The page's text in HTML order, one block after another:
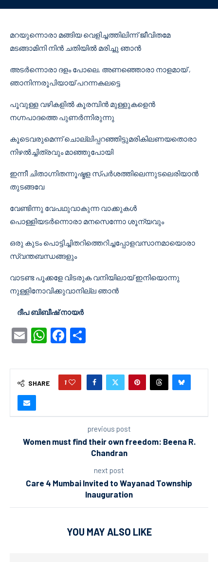
മറയുന്നൊരാ മങ്ങിയ വെളിച്ചത്തിലിന്ന് ജീവിതമേ
മടങ്ങാമിനി നിൻ ചതിയിൽ മരിച്ചു ഞാൻ
അടർന്നൊരാ ദളം പോലെ, അണഞ്ഞൊരാ നാളമായ് ,
ഞാനിന്നരൂപിയായ് പറന്നകലട്ടെ
പൂവുള്ള വഴികളിൽ കൂരമ്പിൻ മുള്ളുകളെൻ
നഗ്നപാദത്തെ പുണർന്നിരുന്നു
കൂടെവരുമെന്ന് ചൊല്ലിപ്പറഞ്ഞിട്ടുമരികിലണയതൊരാ
നിഴൽച്ചിത്രവും മാഞ്ഞുപോയി
ഇന്നീ ചിതാഗ്നിതന്നൂഷ്മള സ്പർശത്തിലെന്നുടലെരിയാൻ
തുടങ്ങവേ
വേണ്ടിന്നു വേപഥുവാകുന്ന വാക്കുകൾ
പൊള്ളിയടർന്നൊരാ മനസെന്നോ ശൂന്യവും
ഒരു കുടം പൊട്ടിച്ചിതറിത്തെറിച്ചപ്പോളവസാനമായൊരാ
സ്വന്തബന്ധങ്ങളും
വാടണ്ട പൂക്കളേ വിടരുക വനിയിലായ് ഇനിയൊന്നു
നുള്ളിനോവിക്കുവാനില്ല ഞാൻ
ദീപ ബിബീഷ് നായർ
EmailWhatsApp
Facebook
SHARE 1
previous post
Women must find their own freedom: Beena R.
Chandran
next post
Care 4 Mumbai Invited to Wayanad Township
Inauguration
YOU MAY ALSO LIKE